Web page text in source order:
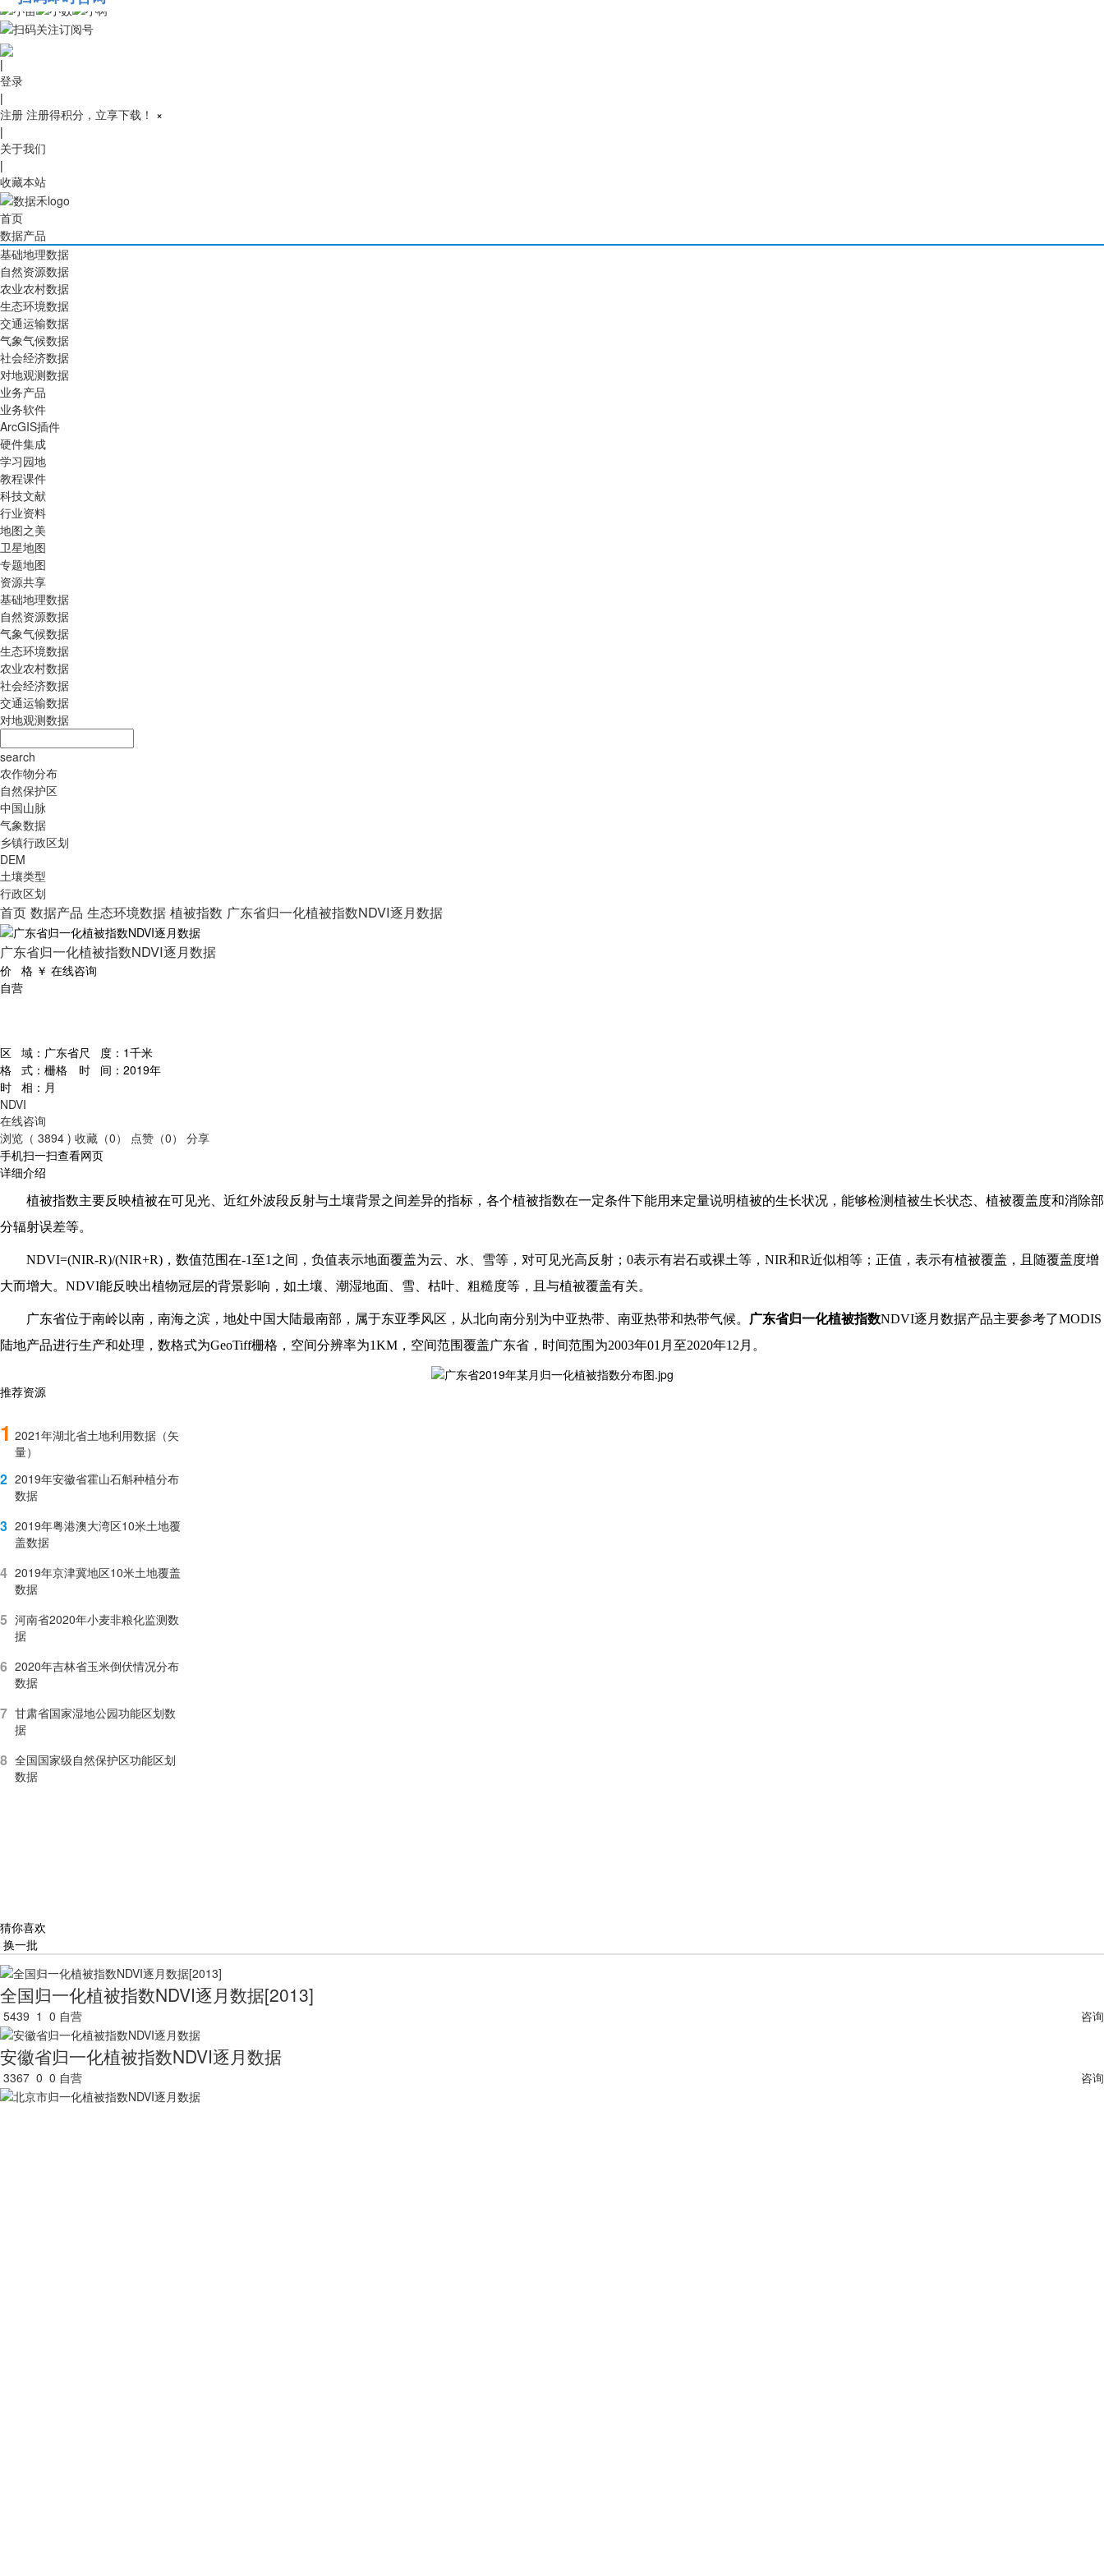
010-53689091
|
登录
|
注册 注册得积分，立享下载！ ×
|
关于我们
|
收藏本站
首页
数据产品
基础地理数据
自然资源数据
农业农村数据
生态环境数据
交通运输数据
气象气候数据
社会经济数据
对地观测数据
业务产品
业务软件
ArcGIS插件
硬件集成
学习园地
教程课件
科技文献
行业资料
地图之美
卫星地图
专题地图
资源共享
基础地理数据
自然资源数据
气象气候数据
生态环境数据
农业农村数据
社会经济数据
交通运输数据
对地观测数据
search
农作物分布
自然保护区
中国山脉
气象数据
乡镇行政区划
DEM
土壤类型
行政区划
首页 数据产品 生态环境数据 植被指数 广东省归一化植被指数NDVI逐月数据
广东省归一化植被指数NDVI逐月数据
价 格 ￥ 在线咨询
自营
区 域： 广东省尺 度： 1千米
格 式： 栅格 时 间： 2019年
时 相： 月
NDVI
在线咨询
浏览（ 3894 ) 收藏（0） 点赞（0）
分享
手机扫一扫查看网页
详细介绍
植被指数主要反映植被在可见光、近红外波段反射与土壤背景之间差异的指标，各个植被指数在一定条件下能用来定量说明植被的生长状况，能够检测植被生长状态、植被覆盖度和消除部
分辐射误差等。
NDVI=(NIR-R)/(NIR+R) ，数值范围在-1至1之间，负值表示地面覆盖为云、水、雪等，对可见光高反射；0表示有岩石或裸土等，NIR和R近似相等；正值，表示有植被覆盖，且随覆盖度增
大而增大。NDVI能反映出植物冠层的背景影响，如土壤、潮湿地面、雪、枯叶、粗糙度等，且与植被覆盖有关。
广东省位于南岭以南，南海之滨，地处中国大陆最南部，属于东亚季风区，从北向南分别为中亚热带、南亚热带和热带气候。 广东省归一化植被指数NDVI逐月数据产品主要参考了MODIS
陆地产品进行生产和处理，数格式为GeoTiff栅格，空间分辨率为1KM，空间范围覆盖广东省，时间范围为2003年01月至2020年12月。
推荐资源
1 2021年湖北省土地利用数据（矢
量）
2 2019年安徽省霍山石斛种植分布
数据
3 2019年粤港澳大湾区10米土地覆
盖数据
4 2019年京津冀地区10米土地覆盖
数据
5 河南省2020年小麦非粮化监测数
据
6 2020年吉林省玉米倒伏情况分布
数据
7 甘肃省国家湿地公园功能区划数
据
8 全国国家级自然保护区功能区划
数据
猜你喜欢
换一批
全国归一化植被指数NDVI逐月数据[2013]
5439 1 0 自营 咨询
安徽省归一化植被指数NDVI逐月数据
3367 0 0 自营 咨询